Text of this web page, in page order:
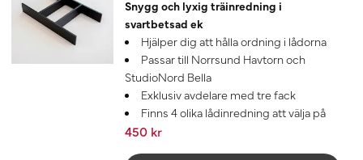
Snygg och lyxig träinredning i
svartbetsad ek
Hjälper dig att hålla ordning i lådorna
Passar till Norrsund Havtorn och
StudioNord Bella
Exklusiv avdelare med tre fack
Finns 4 olika lådinredning att välja på
450 kr